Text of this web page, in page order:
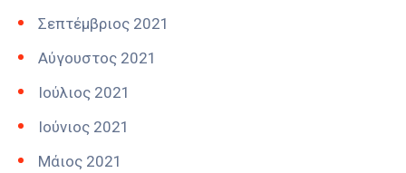
Σεπτέμβριος 2021
Αύγουστος 2021
Ιούλιος 2021
Ιούνιος 2021
Μάιος 2021